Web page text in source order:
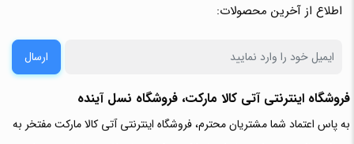
اطلاع از آخرین محصولات:
ارسال
فروشگاه اینترنتی آتی‌ کالا مارکت، فروشگاه نسل آینده
به پاس اعتماد شما مشتریان محترم، فروشگاه اینترنتی آتی کالا مارکت مفتخر به